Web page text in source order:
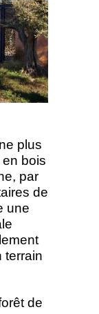
plus
bois
par
de
une
terrain
de